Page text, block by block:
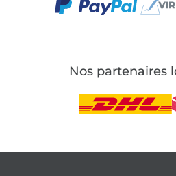
Nos partenaires